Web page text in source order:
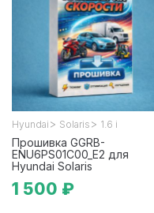
Hyundai > Solaris > 1.6 i
Прошивка GGRB-
ENU6PS01C00_E2 для
Hyundai Solaris
1 500 ₽